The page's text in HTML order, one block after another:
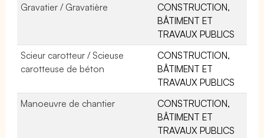
Gravatier / Gravatière
CONSTRUCTION,
BÂTIMENT ET
TRAVAUX PUBLICS
Scieur carotteur / Scieuse
carotteuse de béton
CONSTRUCTION,
BÂTIMENT ET
TRAVAUX PUBLICS
Manoeuvre de chantier
CONSTRUCTION,
BÂTIMENT ET
TRAVAUX PUBLICS